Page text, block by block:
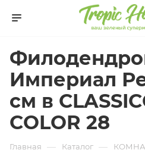
Империал
см в
COLOR 28
Главная — Каталог —